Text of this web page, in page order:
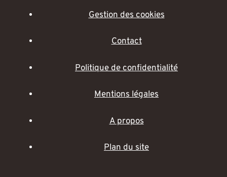
Gestion des cookies
Contact
Politique de confidentialité
Mentions légales
A propos
Plan du site